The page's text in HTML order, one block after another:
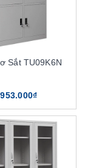
Sắt TU09K6N